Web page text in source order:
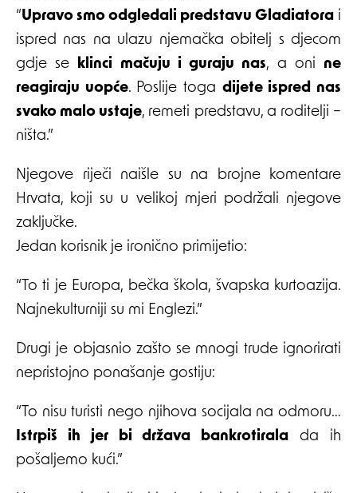
“Upravo smo odgledali predstavu Gladiatora i
ispred nas na ulazu njemačka obitelj s djecom
gdje se klinci mačuju i guraju nas, a oni ne
reagiraju uopće. Poslije toga dijete ispred nas
svako malo ustaje, remeti predstavu, a roditelji –
ništa.”
Njegove riječi naišle su na brojne komentare
Hrvata, koji su u velikoj mjeri podržali njegove
zaključke.
Jedan korisnik je ironično primijetio:
“To ti je Europa, bečka škola, švapska kurtoazija.
Najnekulturniji su mi Englezi.”
Drugi je objasnio zašto se mnogi trude ignorirati
nepristojno ponašanje gostiju:
“To nisu turisti nego njihova socijala na odmoru…
Istrpiš ih jer bi država bankrotirala da ih
pošaljemo kući.”